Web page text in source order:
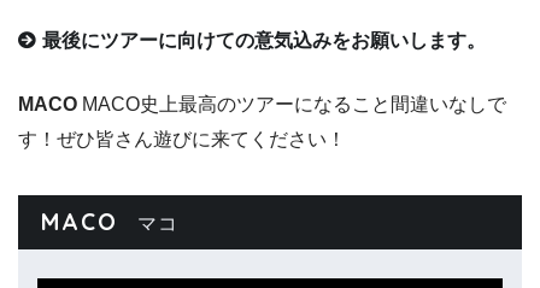
最後にツアーに向けての意気込みをお願いします。
MACO MACO史上最高のツアーになること間違いなしで
す！ぜひ皆さん遊びに来てください！
MACO マコ